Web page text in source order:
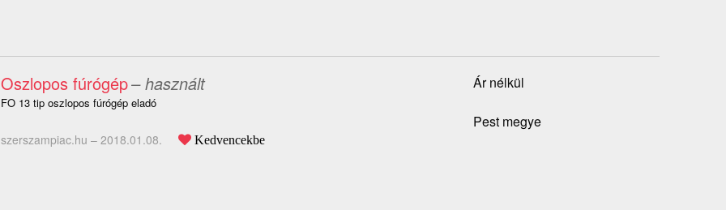
Oszlopos fúrógép– használt
FO 13 tip oszlopos fúrógép eladó
szerszampiac.hu – 2018.01.08. Kedvencekbe
Ár nélkül
Pest megye